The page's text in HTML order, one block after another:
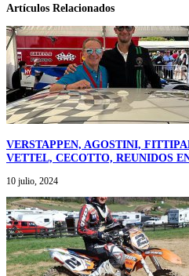
Artículos Relacionados
VERSTAPPEN, AGOSTINI,
VETTEL, CECOTTO, REUNIDOS
10 julio, 2024